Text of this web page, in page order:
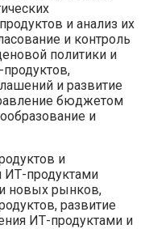
и анализ их
и контроль
политики и
продуктов,
и развитие
бюджетом
и
и
ИТ-продуктами
новых рынков,
развитие
ИТ-продуктами и